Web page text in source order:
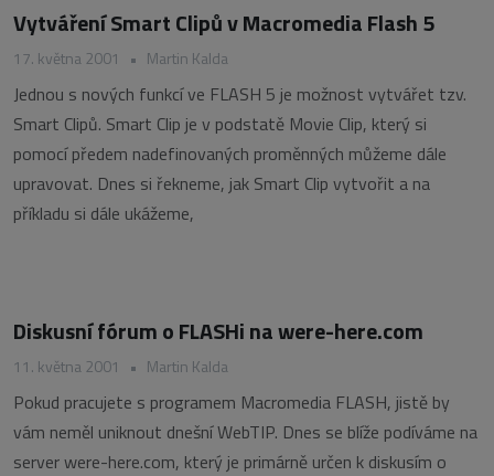
Vytváření Smart Clipů v Macromedia Flash 5
17. května 2001 • Martin Kalda
Jednou s nových funkcí ve FLASH 5 je možnost vytvářet tzv.
Smart Clipů. Smart Clip je v podstatě Movie Clip, který si
pomocí předem nadefinovaných proměnných můžeme dále
upravovat. Dnes si řekneme, jak Smart Clip vytvořit a na
příkladu si dále ukážeme,
Diskusní fórum o FLASHi na were-here.com
11. května 2001 • Martin Kalda
Pokud pracujete s programem Macromedia FLASH, jistě by
vám neměl uniknout dnešní WebTIP. Dnes se blíže podíváme na
server were-here.com, který je primárně určen k diskusím o